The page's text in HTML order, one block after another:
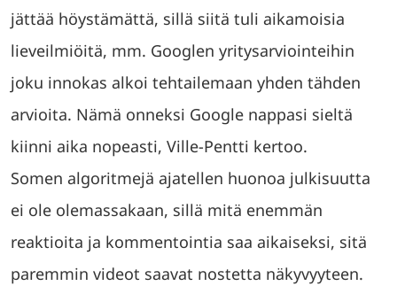
jättää höystämättä, sillä siitä tuli aikamoisia
lieveilmiöitä, mm. Googlen yritysarviointeihin
joku innokas alkoi tehtailemaan yhden tähden
arvioita. Nämä onneksi Google nappasi sieltä
kiinni aika nopeasti, Ville-Pentti kertoo.
Somen algoritmejä ajatellen huonoa julkisuutta
ei ole olemassakaan, sillä mitä enemmän
reaktioita ja kommentointia saa aikaiseksi, sitä
paremmin videot saavat nostetta näkyvyyteen.